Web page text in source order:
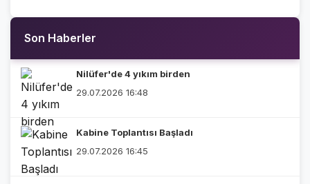
Son Haberler
Nilüfer'de 4 yıkım birden
29.07.2026 16:48
Kabine Toplantısı Başladı
29.07.2026 16:45